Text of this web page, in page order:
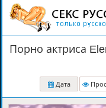
Порно актриса
Дата